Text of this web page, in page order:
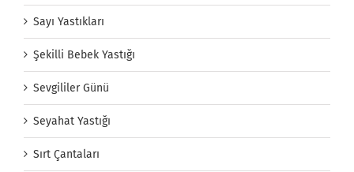
Sayı Yastıkları
Şekilli Bebek Yastığı
Sevgililer Günü
Seyahat Yastığı
Sırt Çantaları